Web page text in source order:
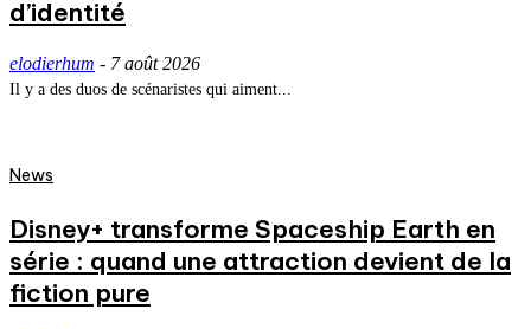
d’identité
elodierhum - 7 août 2026
Il y a des duos de scénaristes qui aiment...
News
Disney+ transforme Spaceship Earth en
série : quand une attraction devient de la
fiction pure